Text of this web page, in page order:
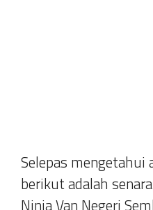
Selepas mengetahui
berikut adalah
Ninja Van Negeri